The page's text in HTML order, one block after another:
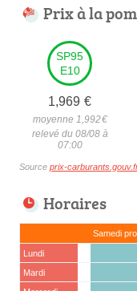
Prix à la
SP95
E10
1,969 €
moyenne 1,992€
relevé du 08/08 à
07:00
Source prix-
Horaires
Samedi
Lundi
Mardi